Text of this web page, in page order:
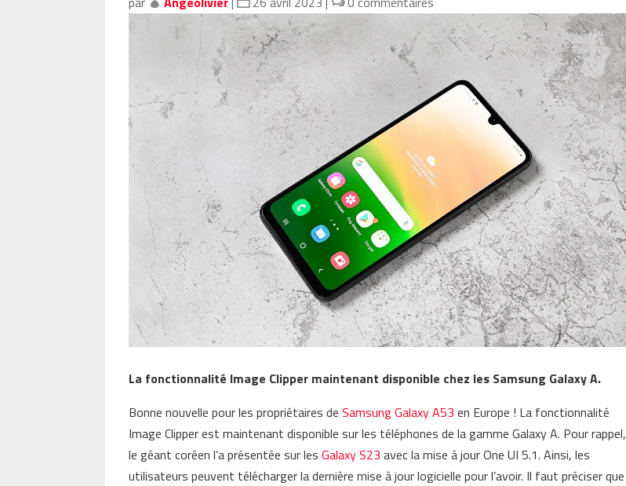
La fonctionnalité Image Clipper maintenant disponible chez les Samsung Galaxy A.
Bonne nouvelle pour les propriétaires deSamsung Galaxy A53 en Europe ! La fonctionnalité
Image Clipper est maintenant disponible sur les téléphones de la gamme Galaxy A. Pour rappel,
le géant coréen l’a présentée sur lesGalaxy S23 avec la mise à jour One UI 5.1. Ainsi, les
utilisateurs peuvent télécharger la dernière mise à jour logicielle pour l’avoir. Il faut préciser que